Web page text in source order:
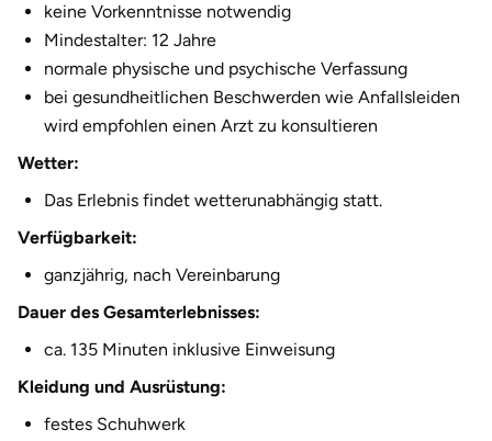
keine Vorkenntnisse notwendig
Mindestalter: 12 Jahre
normale physische und psychische Verfassung
bei gesundheitlichen Beschwerden wie Anfallsleiden
wird empfohlen einen Arzt zu konsultieren
Wetter:
Das Erlebnis findet wetterunabhängig statt.
Verfügbarkeit:
ganzjährig, nach Vereinbarung
Dauer des Gesamterlebnisses:
ca. 135 Minuten inklusive Einweisung
Kleidung und Ausrüstung:
festes Schuhwerk
Halle
Hannover
Haßfurt
Heidelberg
Heidenheim
Heilbronn